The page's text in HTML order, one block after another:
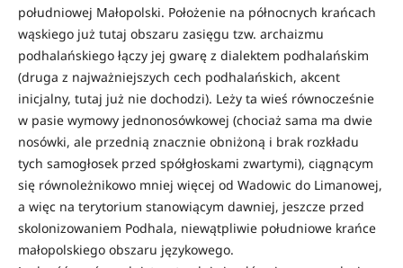
południowej Małopolski. Położenie na północnych krańcach
wąskiego już tutaj obszaru zasięgu tzw. archaizmu
podhalańskiego łączy jej gwarę z dialektem podhalańskim
(druga z najważniejszych cech podhalańskich, akcent
inicjalny, tutaj już nie dochodzi). Leży ta wieś równocześnie
w pasie wymowy jednonosówkowej (chociaż sama ma dwie
nosówki, ale przednią znacznie obniżoną i brak rozkładu
tych samogłosek przed spółgłoskami zwartymi), ciągnącym
się równoleżnikowo mniej więcej od Wadowic do Limanowej,
a więc na terytorium stanowiącym dawniej, jeszcze przed
skolonizowaniem Podhala, niewątpliwie południowe krańce
małopolskiego obszaru językowego.